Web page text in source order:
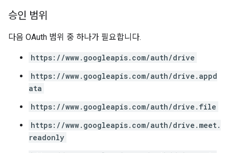
승인 범위
다음 OAuth 범위 중 하나가 필요합니다.
https://www.googleapis.com/auth/drive
https://www.googleapis.com/auth/drive.appd
ata
https://www.googleapis.com/auth/drive.file
https://www.googleapis.com/auth/drive.meet.
readonly